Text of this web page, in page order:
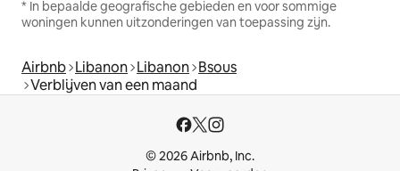
* In bepaalde geografische gebieden en voor sommige
woningen kunnen uitzonderingen van toepassing zijn.
Airbnb Libanon Libanon Bsous
Verblijven van een maand
© 2026 Airbnb, Inc.